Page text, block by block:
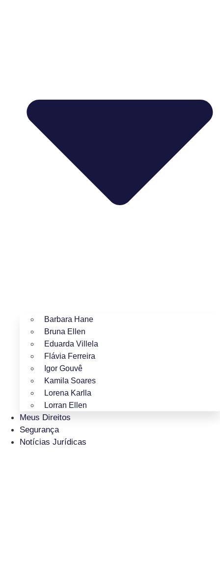
Barbara Hane
Bruna Ellen
Eduarda Villela
Flávia Ferreira
Igor Gouvê
Kamila Soares
Lorena Karlla
Lorran Ellen
Meus Direitos
Segurança
Notícias Jurídicas